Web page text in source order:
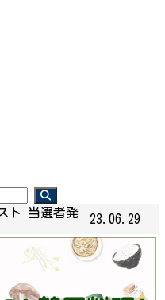
ト 当選者発
23.06.29